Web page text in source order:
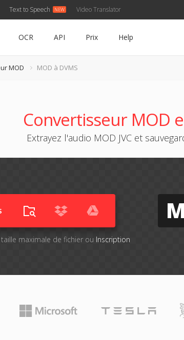
Text to Speech Video Translator
OCR API Prix Help
MOD MOD à DVMS
Convertisseur MOD
Extrayez l'audio MOD JVC et
maximale de fichier ou Inscription